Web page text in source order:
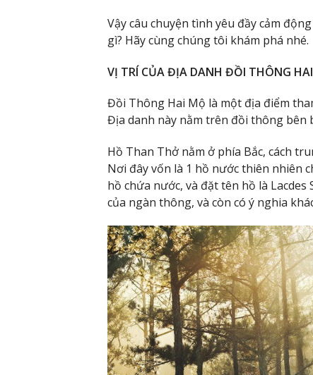
Vậy câu chuyện tình yêu đầy cảm
gì? Hãy cùng chúng tôi khám phá nhé.
VỊ TRÍ CỦA ĐỊA DANH ĐỒI THÔNG
Đồi Thông Hai Mộ là một địa điểm
Địa danh này nằm trên đồi thông bên
Hồ Than Thở nằm ở phía Bắc, cách
Nơi đây vốn là 1 hồ nước thiên nhiên
hồ chứa nước, và đặt tên hồ là
của ngàn thông, và còn có ý nghia